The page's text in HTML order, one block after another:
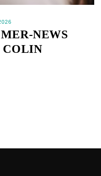
NEWS
COLIN